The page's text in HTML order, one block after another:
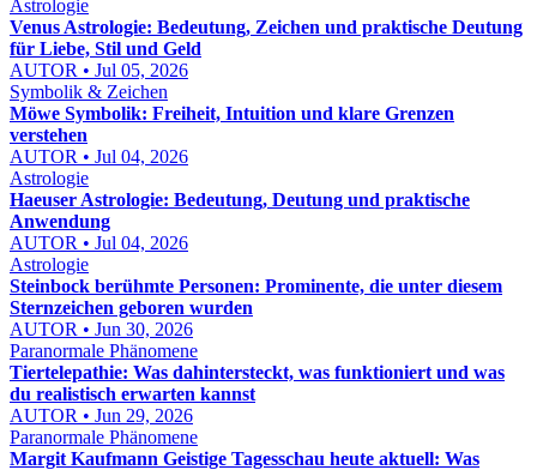
Astrologie
Venus Astrologie: Bedeutung, Zeichen und praktische Deutung
für Liebe, Stil und Geld
AUTOR • Jul 05, 2026
Symbolik & Zeichen
Möwe Symbolik: Freiheit, Intuition und klare Grenzen
verstehen
AUTOR • Jul 04, 2026
Astrologie
Haeuser Astrologie: Bedeutung, Deutung und praktische
Anwendung
AUTOR • Jul 04, 2026
Astrologie
Steinbock berühmte Personen: Prominente, die unter diesem
Sternzeichen geboren wurden
AUTOR • Jun 30, 2026
Paranormale Phänomene
Tiertelepathie: Was dahintersteckt, was funktioniert und was
du realistisch erwarten kannst
AUTOR • Jun 29, 2026
Paranormale Phänomene
Margit Kaufmann Geistige Tagesschau heute aktuell: Was